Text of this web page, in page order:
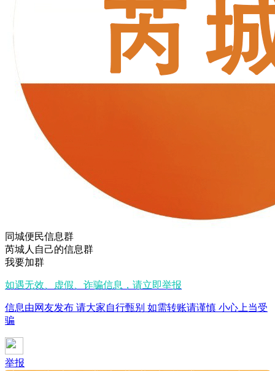
同城便民信息群
芮城人自己的信息群
我要加群
如遇无效、虚假、诈骗信息，请立即举报
信息由网友发布 请大家自行甄别 如需转账请谨慎 小心上当受
骗
举报